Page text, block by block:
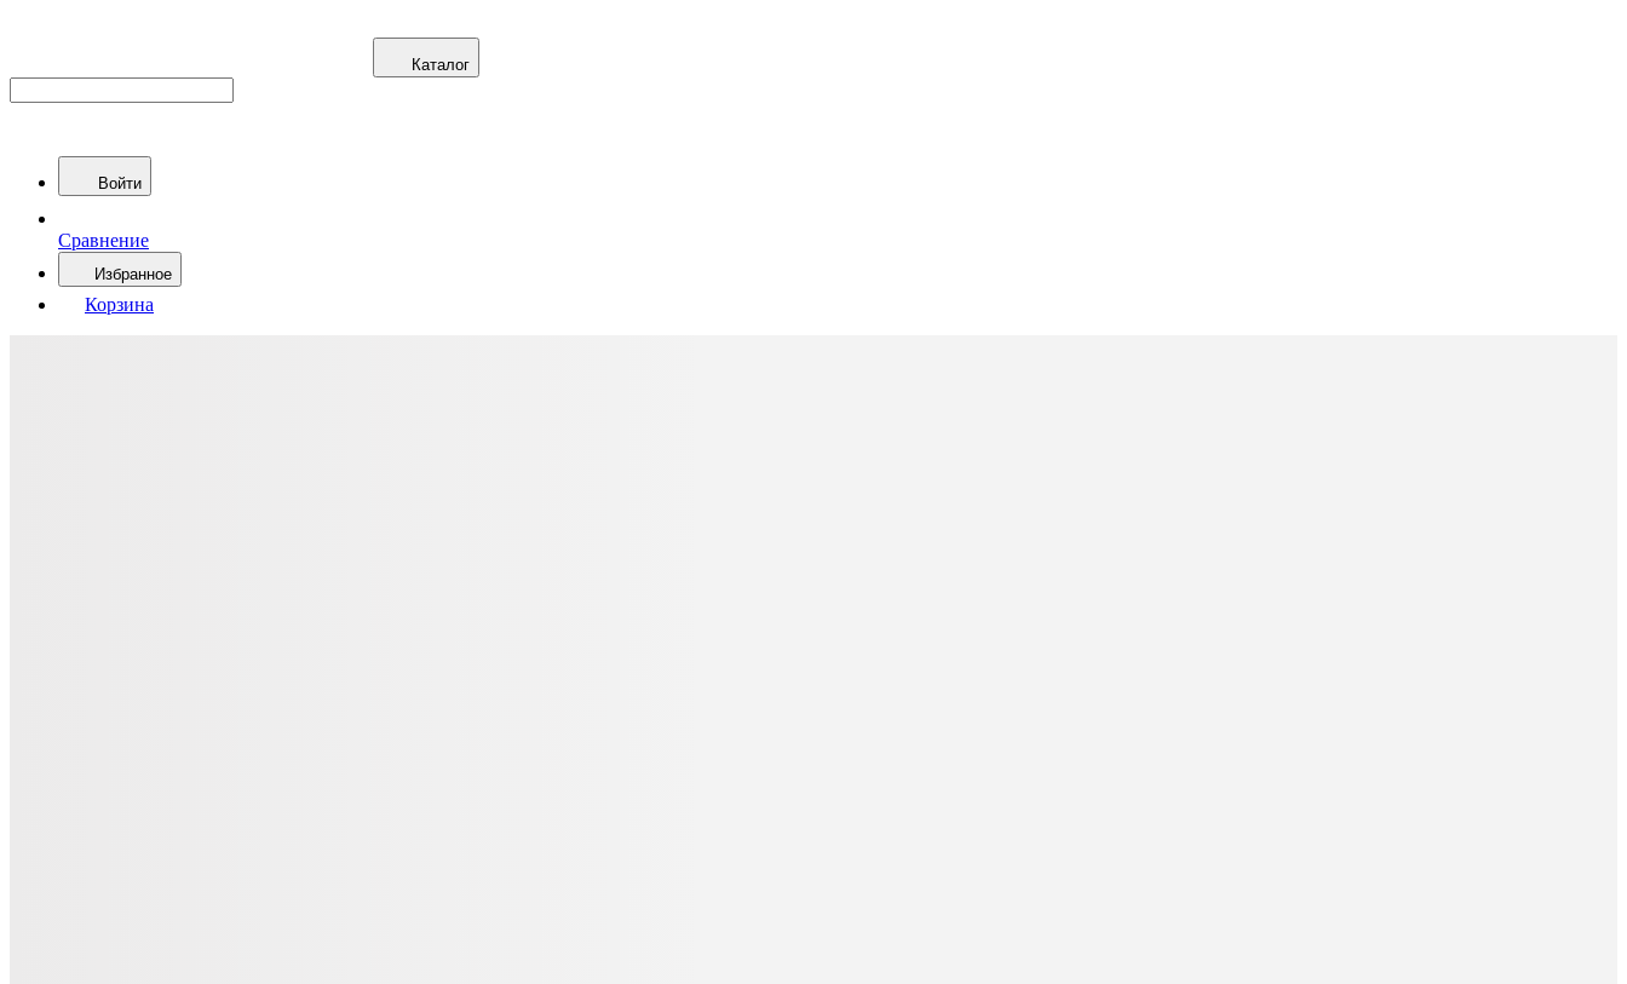
Каталог
Войти
Сравнение
Избранное
Корзина